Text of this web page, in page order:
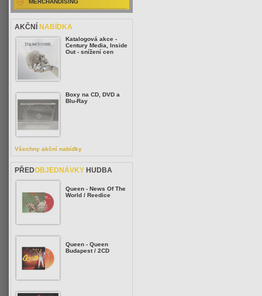
MERCHANDISING
AKČNÍ NABÍDKA
Katalogová akce -
Century Media, Inside
Out - snížení cen
Boxy na CD, DVD a
Blu-Ray
Všechny akční nabídky
PŘEDOBJEDNÁVKY HUDBA
Queen - News Of The
World / Reedice
Queen - Queen
Budapest / 2CD